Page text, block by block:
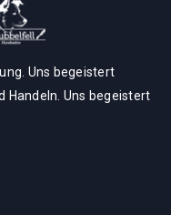
Uns begeistert
Handeln. Uns begeistert